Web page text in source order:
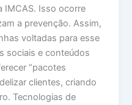
IMCAS. Isso ocorre
a prevenção. Assim,
voltadas para esse
sociais e conteúdos
“pacotes
clientes, criando
Tecnologias de